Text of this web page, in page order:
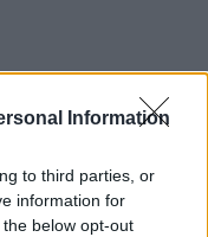
Information
to third parties, or
information for
below opt-out